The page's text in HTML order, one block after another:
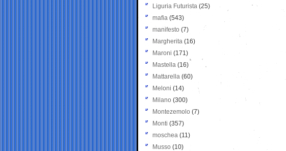
Liguria Futurista (25)
mafia (543)
manifesto (7)
Margherita (16)
Maroni (171)
Mastella (16)
Mattarella (60)
Meloni (14)
Milano (300)
Montezemolo (7)
Monti (357)
moschea (11)
Musso (10)